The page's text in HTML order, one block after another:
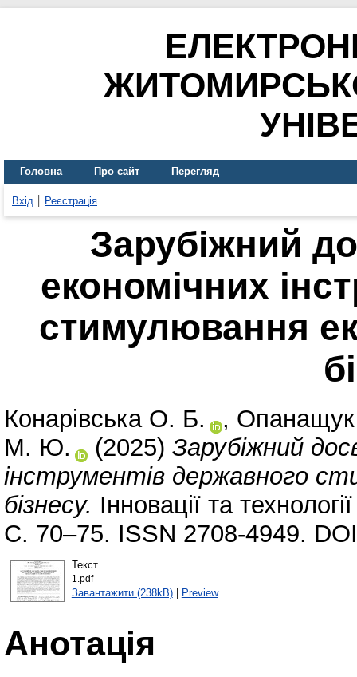
Головна Про сайт Перегляд
Вхід Реєстрація
Зарубіжний
економічних
стимулювання
Конарівська О. Б. ,
М. Ю.
(2025) Зарубіжний
інструментів державного
бізнесу. Інновації та
С. 70–75. ISSN 2708-4949.
Текст
1.pdf
Завантажити (238kB)| Preview
Анотація